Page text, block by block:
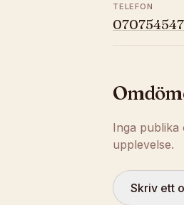
TELEFON
Inga
upplevelse.
Skriv ett